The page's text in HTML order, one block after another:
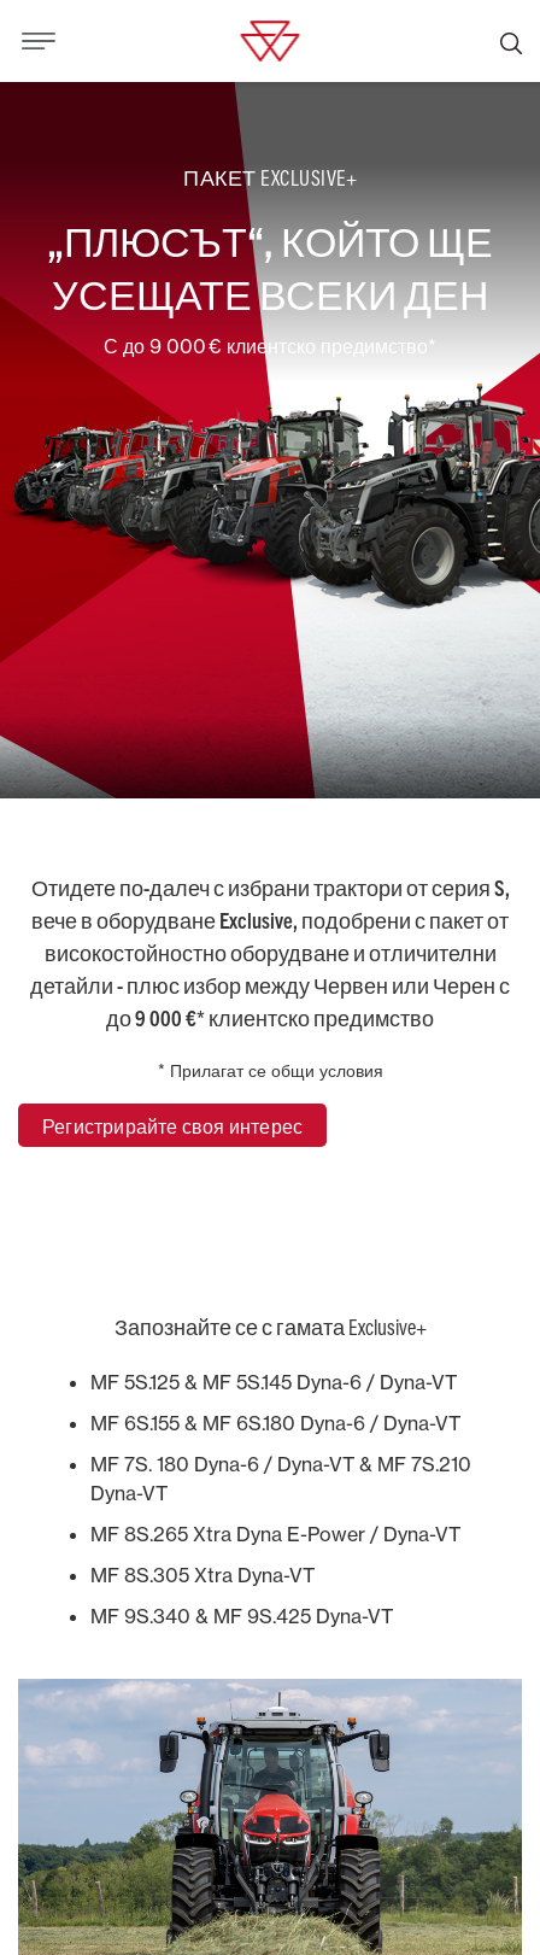
ПАКЕТ EXCLUSIVE+
„ПЛЮСЪТ“, КОЙТО ЩЕ
УСЕЩАТЕ ВСЕКИ ДЕН
С до 9 000 € клиентско предимство*
Отидете по-далеч с избрани трактори от серия S,
вече в оборудване Exclusive, подобрени с пакет от
високостойностно оборудване и отличителни
детайли - плюс избор между Червен или Черен с
до 9 000 €* клиентско предимство
* Прилагат се общи условия
Регистрирайте своя интерес
Запознайте се с гамата Exclusive+
MF 5S.125 & MF 5S.145 Dyna-6 / Dyna-VT
MF 6S.155 & MF 6S.180 Dyna-6 / Dyna-VT
MF 7S. 180 Dyna-6 / Dyna-VT & MF 7S.210
Dyna-VT
MF 8S.265 Xtra Dyna E-Power / Dyna-VT
MF 8S.305 Xtra Dyna-VT
MF 9S.340 & MF 9S.425 Dyna-VT